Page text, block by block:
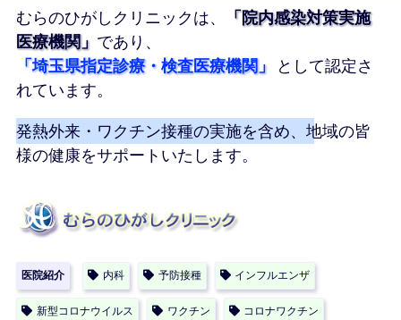
むらのひがしクリニックは、
「院内感染対策実施
医療機関」 であり、
「埼玉県指定診療・検査医療機関」
として認定さ
れています。
発熱外来・ワクチン接種の実施を含め、地域の皆
様の健康をサポートいたします。
医院紹介 内科 予防接種 インフルエンザ
新型コロナウイルス ワクチン コロナワクチン